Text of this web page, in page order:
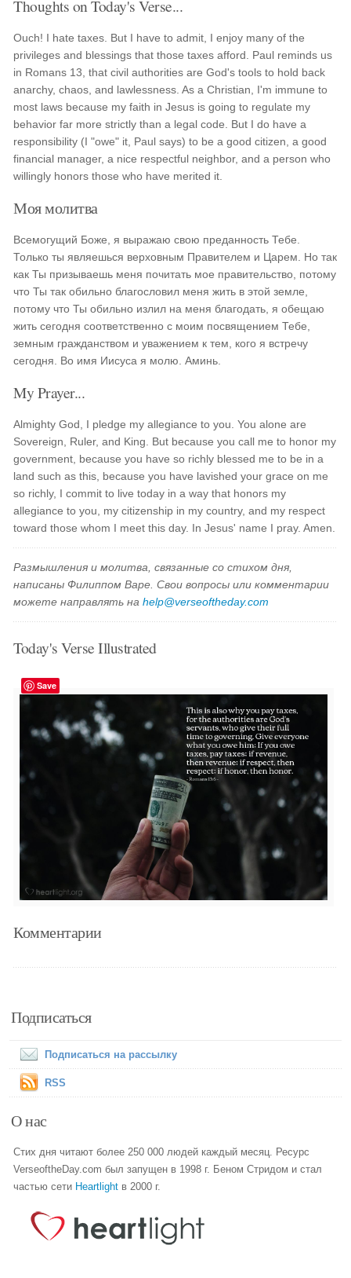
Thoughts on Today's Verse...
Ouch! I hate taxes. But I have to admit, I enjoy many of the
privileges and blessings that those taxes afford. Paul reminds us
in Romans 13, that civil authorities are God's tools to hold back
anarchy, chaos, and lawlessness. As a Christian, I'm immune to
most laws because my faith in Jesus is going to regulate my
behavior far more strictly than a legal code. But I do have a
responsibility (I "owe" it, Paul says) to be a good citizen, a good
financial manager, a nice respectful neighbor, and a person who
willingly honors those who have merited it.
Моя молитва
Всемогущий Боже, я выражаю свою преданность Тебе.
Только ты являешься верховным Правителем и Царем. Но так
как Ты призываешь меня почитать мое правительство, потому
что Ты так обильно благословил меня жить в этой земле,
потому что Ты обильно излил на меня благодать, я обещаю
жить сегодня соответственно с моим посвящением Тебе,
земным гражданством и уважением к тем, кого я встречу
сегодня. Во имя Иисуса я молю. Аминь.
My Prayer...
Almighty God, I pledge my allegiance to you. You alone are
Sovereign, Ruler, and King. But because you call me to honor my
government, because you have so richly blessed me to be in a
land such as this, because you have lavished your grace on me
so richly, I commit to live today in a way that honors my
allegiance to you, my citizenship in my country, and my respect
toward those whom I meet this day. In Jesus' name I pray. Amen.
Размышления и молитва, связанные со стихом дня,
написаны Филиппом Варе. Свои вопросы или комментарии
можете направлять наhelp@verseoftheday.com
Today's Verse Illustrated
Save
Комментарии
Подписаться
Подписаться на рассылку
RSS
О нас
Стих дня читают более 250 000 людей каждый месяц. Ресурс
VerseoftheDay.com был запущен в 1998 г. Беном Стридом и стал
частью сети Heartlight в 2000 г.